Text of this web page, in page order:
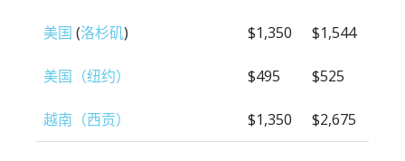
美国 (洛杉矶) $1,350 $1,544
美国（纽约） $495 $525
越南（西贡） $1,350 $2,675